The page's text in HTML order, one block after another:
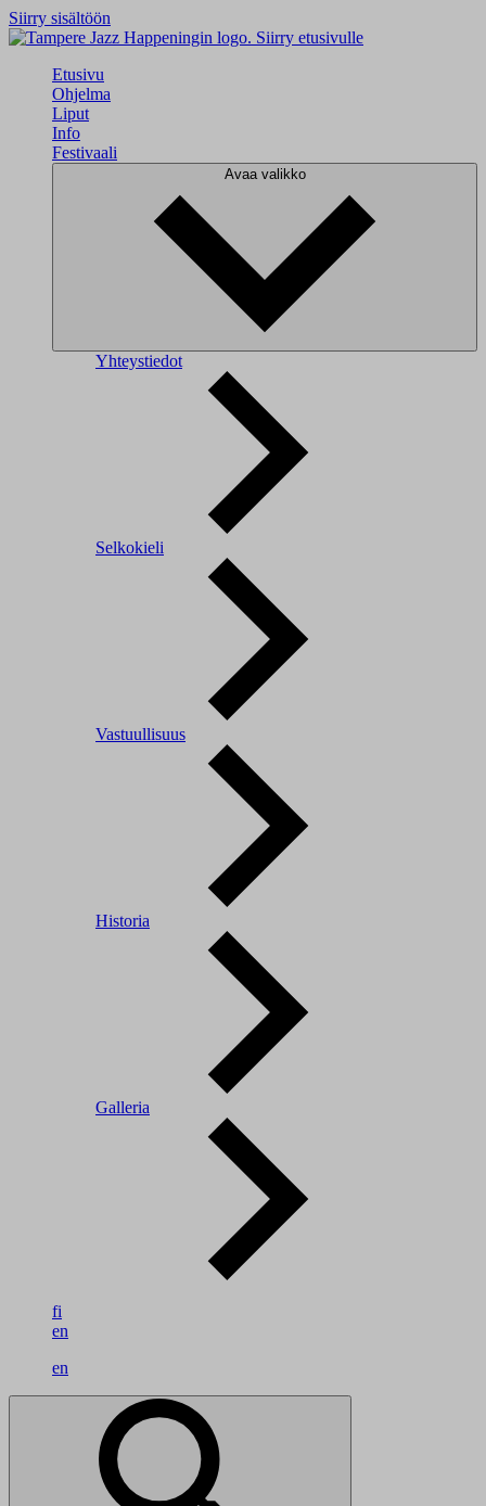
Siirry sisältöön
Siirry etusivulle
Etusivu
Ohjelma
Liput
Info
Festivaali
Avaa valikko
Yhteystiedot
Selkokieli
Vastuullisuus
Historia
Galleria
fi
en
en